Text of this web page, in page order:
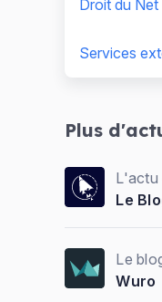
Droit du Net
Services
Plus
L'actu
Le
Le
Wuro